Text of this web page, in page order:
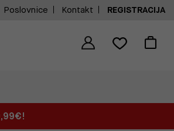
Poslovnice Kontakt REGISTRACIJA